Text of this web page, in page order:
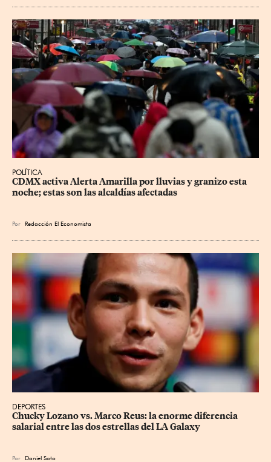
POLÍTICA
CDMX activa Alerta Amarilla por lluvias y granizo esta
noche; estas son las alcaldías afectadas
Por Redacción El Economista
DEPORTES
Chucky Lozano vs. Marco Reus: la enorme diferencia
salarial entre las dos estrellas del LA Galaxy
Por Daniel Soto